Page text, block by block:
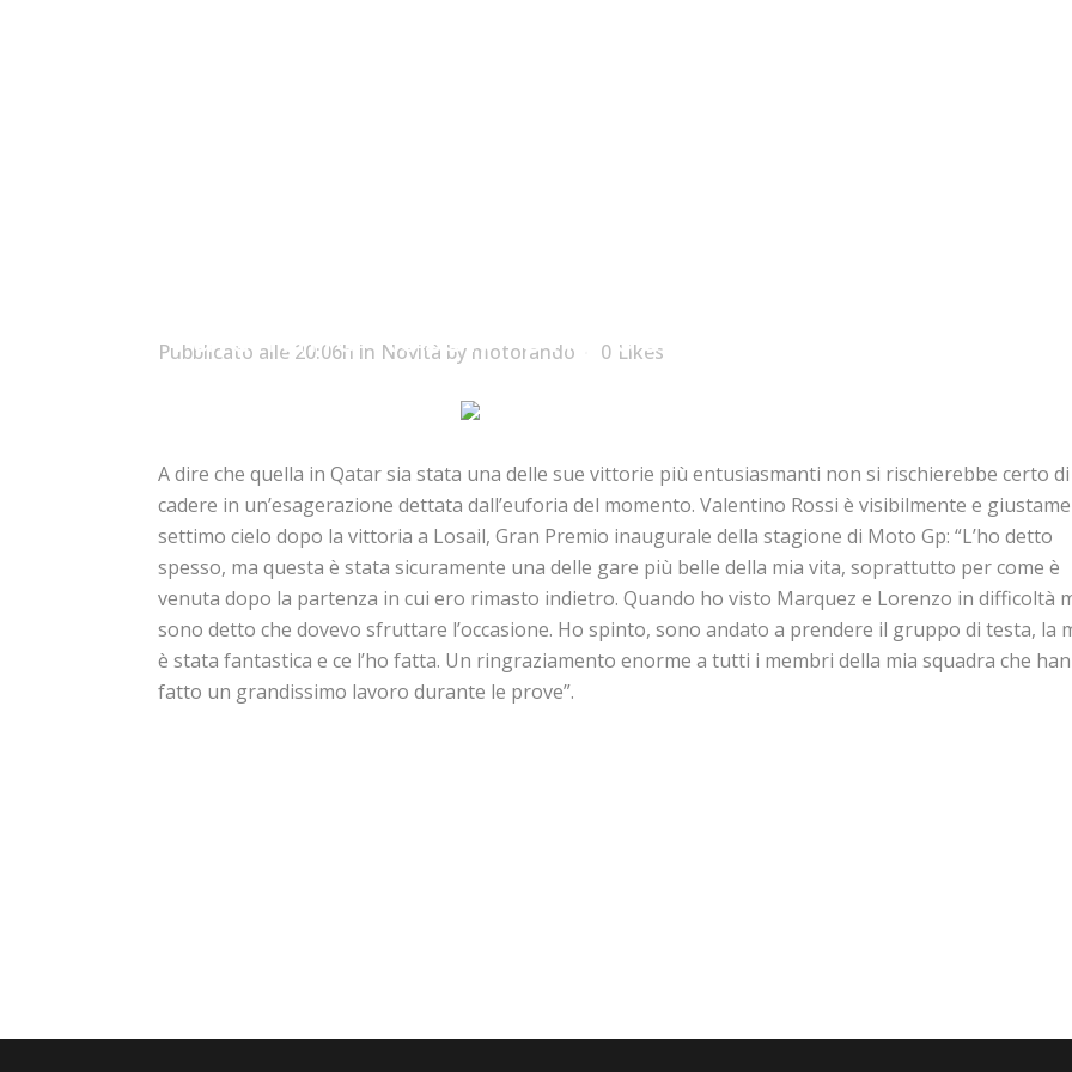
Valentino Rossi: “Una delle vittorie più belle
Pubblicato alle 20:06h in Novità by motorando 0 Likes
A dire che quella in Qatar sia stata una delle sue vittorie più entusiasmanti non si rischierebbe certo di
cadere in un’esagerazione dettata dall’euforia del momento. Valentino Rossi è visibilmente e
settimo cielo dopo la vittoria a Losail, Gran Premio inaugurale della stagione di Moto Gp: “L’ho detto
spesso, ma questa è stata sicuramente una delle gare più belle della mia vita, soprattutto per come è
venuta dopo la partenza in cui ero rimasto indietro. Quando ho visto Marquez e Lorenzo in difficoltà
sono detto che dovevo sfruttare l’occasione. Ho spinto, sono andato a prendere il gruppo di testa, la
è stata fantastica e ce l’ho fatta. Un ringraziamento enorme a tutti i membri della mia squadra che
fatto un grandissimo lavoro durante le prove”.